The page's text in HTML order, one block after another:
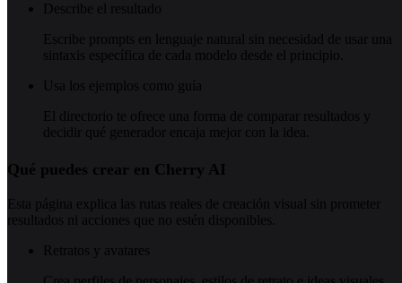
Describe el resultado
Escribe prompts en lenguaje natural sin necesidad de usar una
sintaxis específica de cada modelo desde el principio.
Usa los ejemplos como guía
El directorio te ofrece una forma de comparar resultados y
decidir qué generador encaja mejor con la idea.
Qué puedes crear en Cherry AI
Esta página explica las rutas reales de creación visual sin prometer
resultados ni acciones que no estén disponibles.
Retratos y avatares